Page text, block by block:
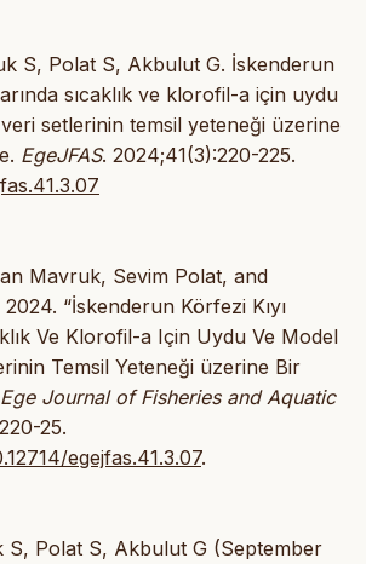
S, Polat S, Akbulut G. İskenderun
sıcaklık ve klorofil-a için uydu
setlerinin temsil yeteneği üzerine
EgeJFAS. 2024;41(3):220-225.
Mavruk, Sevim Polat, and
“İskenderun Körfezi Kıyı
Ve Klorofil-a Için Uydu Ve Model
Temsil Yeteneği üzerine Bir
Ege Journal of Fisheries and Aquatic
25.
egejfas.41.3.07.
S, Polat S, Akbulut G (September